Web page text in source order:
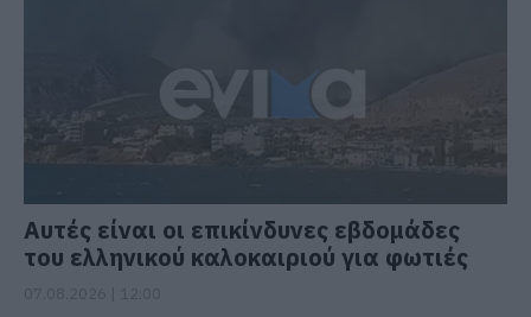
Αυτές είναι οι επικίνδυνες εβδομάδες
του ελληνικού καλοκαιριού για φωτιές